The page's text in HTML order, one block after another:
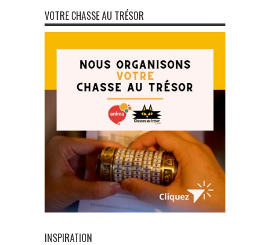
VOTRE CHASSE AU TRÉSOR
INSPIRATION